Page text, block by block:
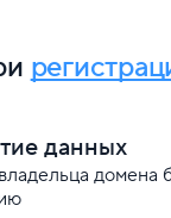
данных
домена